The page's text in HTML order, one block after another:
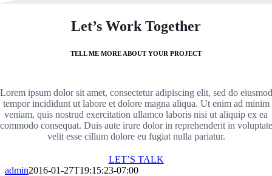
Let’s Work Together
TELL ME MORE ABOUT YOUR PROJECT
Lorem ipsum dolor sit amet, consectetur adipiscing elit, sed do eiusmod
tempor incididunt ut labore et dolore magna aliqua. Ut enim ad minim
veniam, quis nostrud exercitation ullamco laboris nisi ut aliquip ex ea
commodo consequat. Duis aute irure dolor in reprehenderit in voluptate
velit esse cillum dolore eu fugiat nulla pariatur.
LET’S TALK
admin2016-01-27T19:15:23-07:00